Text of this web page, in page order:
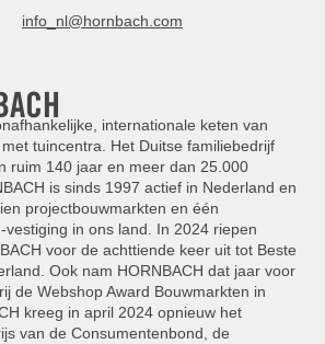
info_nl@hornbach.com
internationale keten van
tuincentra. Het Duitse familiebedrijf
ruim 140 jaar en meer dan 25.000
is sinds 1997 actief in Nederland en
projectbouwmarkten en één
vestiging in ons land. In 2024 riepen
voor de achttiende keer uit tot Beste
Ook nam HORNBACH dat jaar voor
de Webshop Award Bouwmarkten in
kreeg in april 2024 opnieuw het
van de Consumentenbond, de